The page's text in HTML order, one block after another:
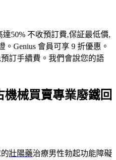
50% 不收預訂費,保証最低價,
Genius 會員可享 9 折優惠。
訂手續費。我們會說您的語
械買賣專業廢鐵回
壯陽藥治療男性勃起功能障礙